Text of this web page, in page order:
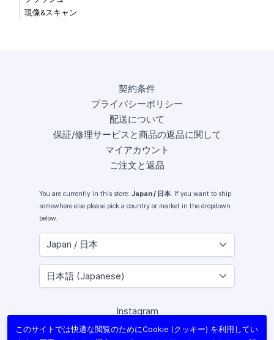
現像&スキャン
契約条件
プライバシーポリシー
配送について
保証/修理サービスと商品の返品に関して
マイアカウント
ご注文と返品
You are currently in this store: Japan / 日本. If you want to ship
somewhere else please pick a country or market in the dropdown
below.
Instagram
Facebook
このサイトでは快適な閲覧のためにCookie (クッキー) を利用してい